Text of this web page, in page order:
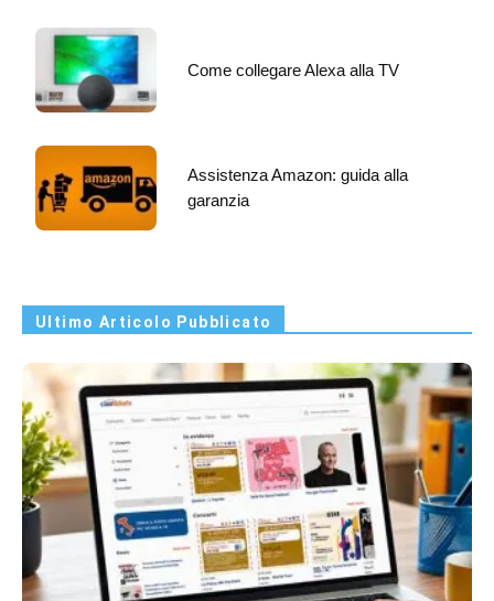
Come collegare Alexa alla TV
Assistenza Amazon: guida alla
garanzia
Ultimo Articolo Pubblicato